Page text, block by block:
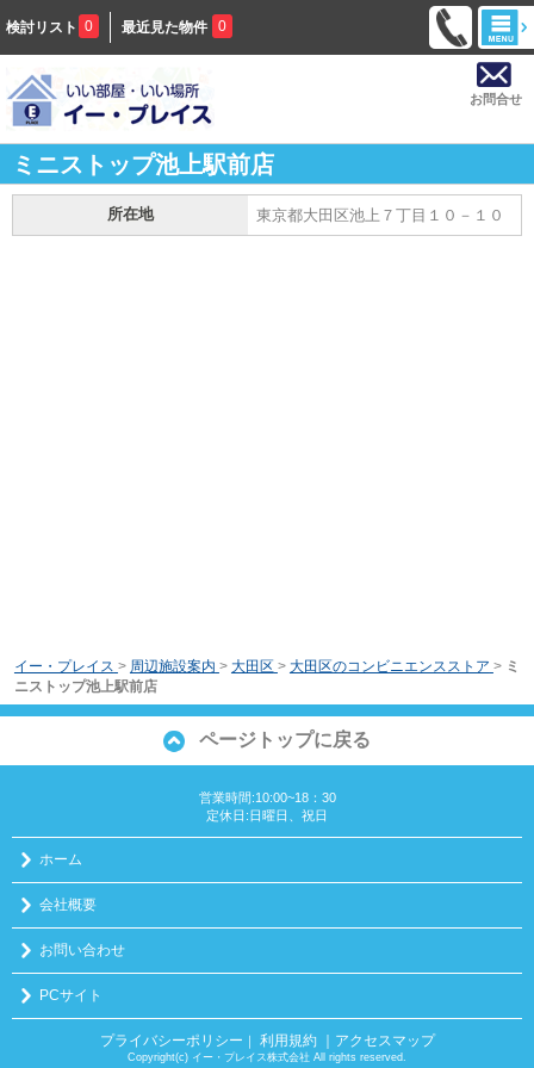
検討リスト 0 最近見た物件 0
お問合せ
ミニストップ池上駅前店
所在地 東京都大田区池上７丁目１０－１０
イー・プレイス > 周辺施設案内 > 大田区 > 大田区のコンビニエンスストア > ミ
ニストップ池上駅前店
ページトップに戻る
営業時間:10:00~18：30
定休日:日曜日、祝日
ホーム
会社概要
お問い合わせ
PCサイト
プライバシーポリシー ｜ 利用規約 ｜アクセスマップ
Copyright(c) イー・プレイス株式会社 All rights reserved.